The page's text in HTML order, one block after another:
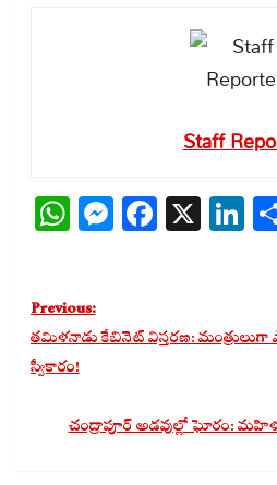
Staff
WhatsApp
X
Post
navigation
Previous:
తమిళనాడు కేబినెట్ విస్తరణ:
స్వీకారం!
చంద్రాపూర్ అడవుల్లో ఘోరం: